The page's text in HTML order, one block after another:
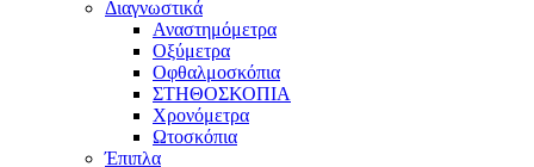
Διαγνωστικά
Αναστημόμετρα
Οξύμετρα
Οφθαλμοσκόπια
ΣΤΗΘΟΣΚΟΠΙΑ
Χρονόμετρα
Ωτοσκόπια
Έπιπλα